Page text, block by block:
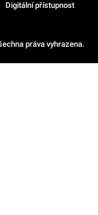
práva vyhrazena.
Digitální přístupnost